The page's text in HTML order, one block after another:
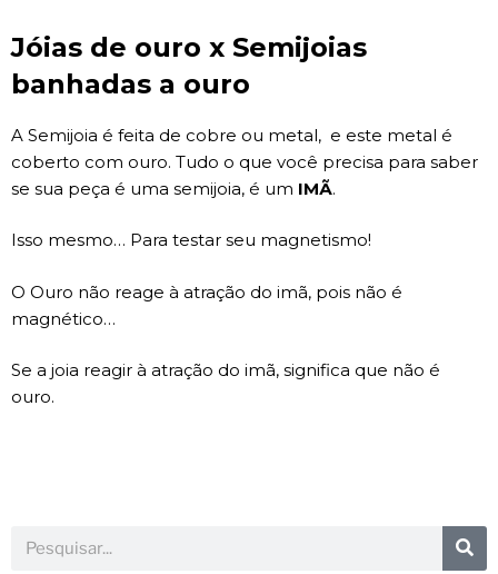
Jóias de ouro x Semijoias
banhadas a ouro
A Semijoia é feita de cobre ou metal, e este metal é
coberto com ouro. Tudo o que você precisa para saber
se sua peça é uma semijoia, é um IMÃ.
Isso mesmo… Para testar seu magnetismo!
O Ouro não reage à atração do imã, pois não é
magnético…
Se a joia reagir à atração do imã, significa que não é
ouro.